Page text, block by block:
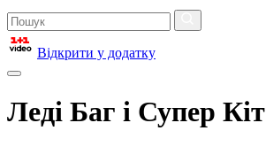
Відкрити у додатку
Леді Баг і Супер Кіт